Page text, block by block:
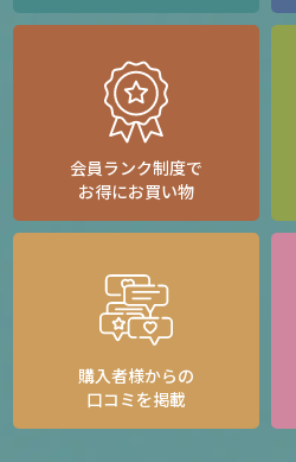
会員ランク制度で
お得にお買い物
購入者様からの
口コミを掲載